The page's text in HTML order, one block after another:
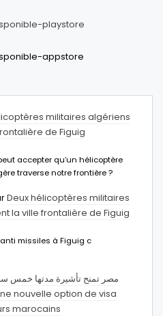
militaires algériens
de Figuig
accepter qu’un hélicoptère
traverse notre frontière ?
Deux hélicoptères militaires
la ville frontalière de Figuig
missiles à Figuig c
مصر تمنح تأشيرة مدتها خمس
nouvelle option de visa
marocains